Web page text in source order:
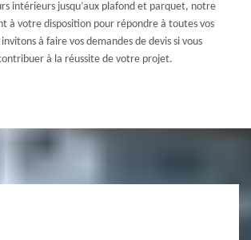
intérieurs jusqu’aux plafond et parquet, notre
à votre disposition pour répondre à toutes vos
à faire vos demandes de devis si vous
à la réussite de votre projet.